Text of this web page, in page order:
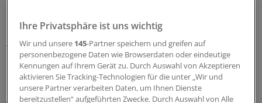
Das BfArM hat aktuell 108 Anträge schwerkranker
Menschen vorliegen, die sich auf das
Verwaltungsgerichtsurteil berufen. 20 von ihnen sollen
bereits verstorben sein. Bislang hat das Institut keinem
dieser Anträge entsprochen.
Ihre Privatsphäre ist uns wichtig
Wir und unsere 145-Partner speichern und greifen auf
personenbezogene Daten wie Browserdaten oder eindeutige
Kennungen auf Ihrem Gerät zu. Durch Auswahl von Akzeptieren
aktivieren Sie Tracking-Technologien für die unter „Wir und
unsere Partner verarbeiten Daten, um Ihnen Dienste
bereitzustellen“ aufgeführten Zwecke. Durch Auswahl von Alle